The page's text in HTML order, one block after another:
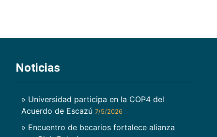
Noticias
» Universidad participa en la COP4 del
Acuerdo de Escazú 7/5/2026
» Encuentro de becarios fortalece alianza